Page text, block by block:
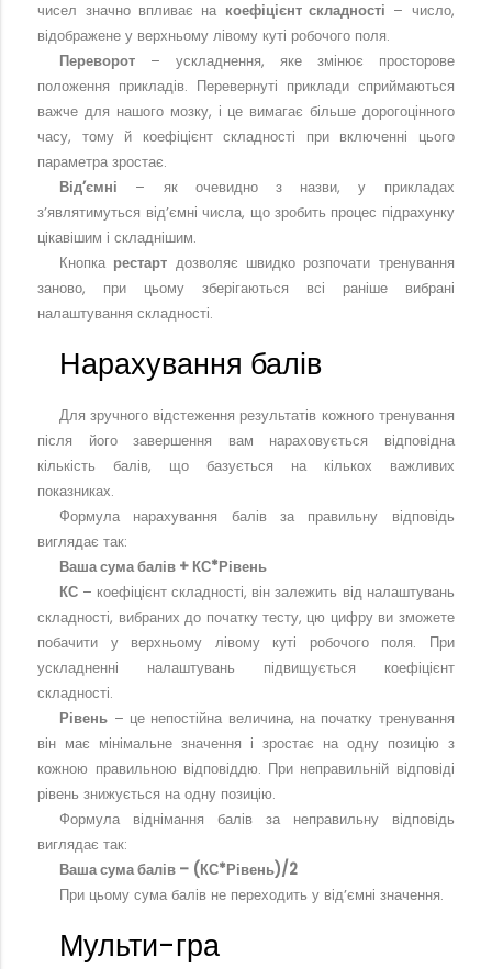
чисел значно впливає на коефіцієнт складності – число,
відображене у верхньому лівому куті робочого поля.
Переворот – ускладнення, яке змінює просторове
положення прикладів. Перевернуті приклади сприймаються
важче для нашого мозку, і це вимагає більше дорогоцінного
часу, тому й коефіцієнт складності при включенні цього
параметра зростає.
Від’ємні – як очевидно з назви, у прикладах
з’являтимуться від’ємні числа, що зробить процес підрахунку
цікавішим і складнішим.
Кнопка рестарт дозволяє швидко розпочати тренування
заново, при цьому зберігаються всі раніше вибрані
налаштування складності.
Нарахування балів
Для зручного відстеження результатів кожного тренування
після його завершення вам нараховується відповідна
кількість балів, що базується на кількох важливих
показниках.
Формула нарахування балів за правильну відповідь
виглядає так:
Ваша сума балів + КС*Рівень
КС – коефіцієнт складності, він залежить від налаштувань
складності, вибраних до початку тесту, цю цифру ви зможете
побачити у верхньому лівому куті робочого поля. При
ускладненні налаштувань підвищується коефіцієнт
складності.
Рівень – це непостійна величина, на початку тренування
він має мінімальне значення і зростає на одну позицію з
кожною правильною відповіддю. При неправильній відповіді
рівень знижується на одну позицію.
Формула віднімання балів за неправильну відповідь
виглядає так:
Ваша сума балів – (КС*Рівень)/2
При цьому сума балів не переходить у від’ємні значення.
Мульти-гра